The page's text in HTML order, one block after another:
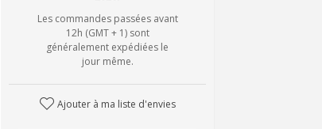
Les commandes passées avant
12h (GMT + 1) sont
généralement expédiées le
jour même.
Ajouter à ma liste d'envies